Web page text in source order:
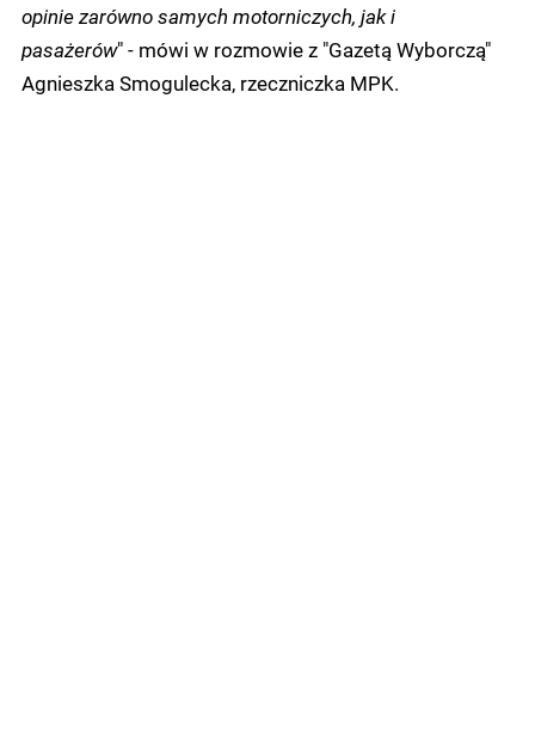
opinie zarówno samych motorniczych, jak i
pasażerów" - mówi w rozmowie z "Gazetą Wyborczą"
Agnieszka Smogulecka, rzeczniczka MPK.